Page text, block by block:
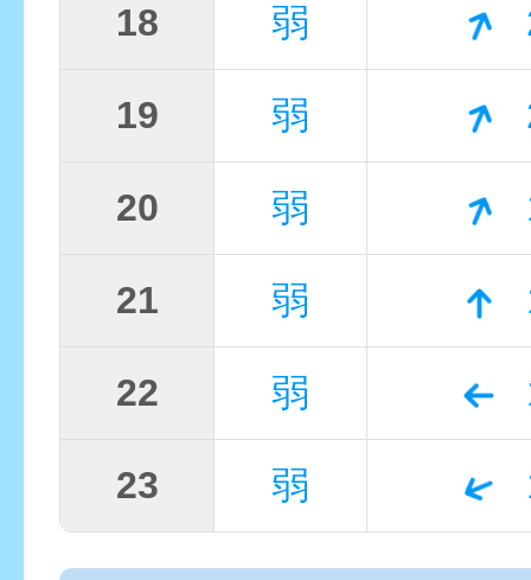
18 弱
19 弱
20 弱
21 弱
22 弱
23 弱